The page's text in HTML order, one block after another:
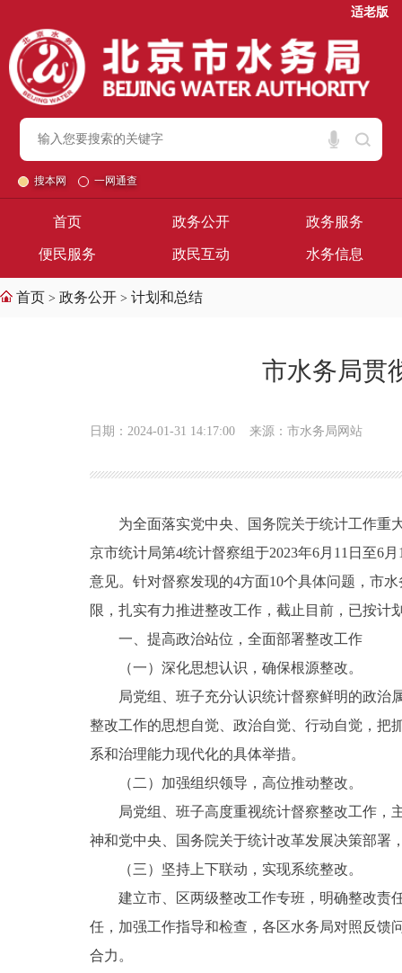
适老版
搜本网 一网通查
首页 政务公开 政务服务
便民服务 政民互动 水务信息
首页 > 政务公开 > 计划和总结
市水务局贯
日期：2024-01-31 14:17:00 来源：市水务局网站
为全面落实党中央、国务院关于统计工作重
京市统计局第4统计督察组于2023年6月11日至6
意见。针对督察发现的4方面10个具体问题，市
限，扎实有力推进整改工作，截止目前，已按计
一、提高政治站位，全面部署整改工作
（一）深化思想认识，确保根源整改。
局党组、班子充分认识统计督察鲜明的政治
整改工作的思想自觉、政治自觉、行动自觉，把
系和治理能力现代化的具体举措。
（二）加强组织领导，高位推动整改。
局党组、班子高度重视统计督察整改工作，
神和党中央、国务院关于统计改革发展决策部署
（三）坚持上下联动，实现系统整改。
建立市、区两级整改工作专班，明确整改责
任，加强工作指导和检查，各区水务局对照反馈
合力。